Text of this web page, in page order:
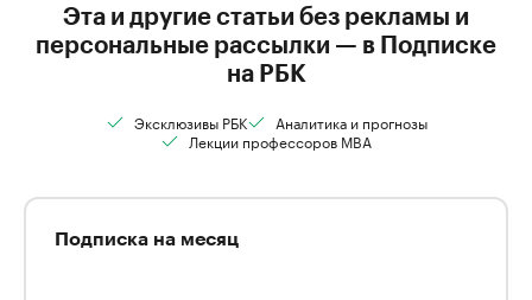
Эта и другие статьи без рекламы и
персональные рассылки — в Подписке
на РБК
Эксклюзивы РБК
Аналитика и прогнозы
Лекции профессоров MBA
Подписка на месяц